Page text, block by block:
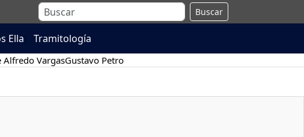
Buscar
Ella Tramitología
Alfredo VargasGustavo Petro